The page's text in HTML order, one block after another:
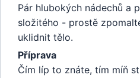
Pár hlubokých nádechů a
složitého - prostě
uklidnit tělo.
Příprava
Čím líp to znáte, tím míň